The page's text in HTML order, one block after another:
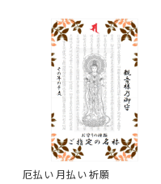
厄払い 月払い 祈願